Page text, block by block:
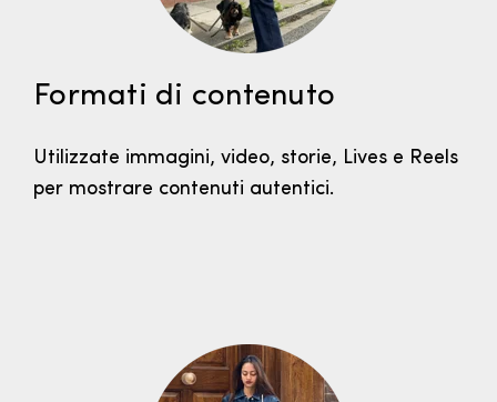
Formati di contenuto
Utilizzate immagini, video, storie, Lives e Reels
per mostrare contenuti autentici.